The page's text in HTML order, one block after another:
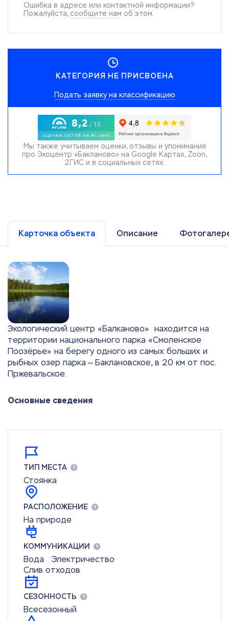
Ошибка в адресе или контактной информации?
Пожалуйста, сообщите нам об этом.
КАТЕГОРИЯ НЕ ПРИСВОЕНА
Подать заявку на классификацию
Мы также учитываем оценки, отзывы и упоминания
про Экоцентр «Бакланово» на Google Картах, Zoon,
2ГИС и в социальных сетях.
Карточка объекта Описание
Экологический центр «Балканово» находится на
территории национального парка «Смоленское
Поозёрье» на берегу одного из самых больших и
рыбных озер парка — Баклановское, в 20 км от пос.
Пржевальское.
Основные сведения
ТИП МЕСТА
Стоянка
РАСПОЛОЖЕНИЕ
На природе
КОММУНИКАЦИИ
Вода
Электричество
Слив отходов
СЕЗОННОСТЬ
Всесезонный